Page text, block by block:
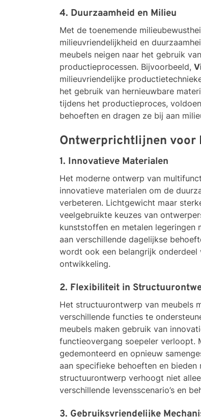
4. Duurzaamheid en Milieu
Met de toenemende
milieuvriendelijkheid en
meubels neigen naar het gebruik
productieprocessen. Bijvoorbeeld,
milieuvriendelijke
het gebruik van hernieuwbare
tijdens het productieproces,
behoeften en dragen ze bij aan
Ontwerprichtlijnen voor
1. Innovatieve Materialen
Het moderne ontwerp van
innovatieve materialen om de
verbeteren. Lichtgewicht maar
veelgebruikte keuzes van
kunststoffen en metalen
aan verschillende dagelijkse
wordt ook een belangrijk
ontwikkeling.
2. Flexibiliteit in
Het structuurontwerp van meubels
verschillende functies te
meubels maken gebruik van
functieovergang soepeler verloopt.
gedemonteerd en opnieuw
aan specifieke behoeften en
structuurontwerp verhoogt niet
verschillende levensscenario’s en
3. Gebruiksvriendelijke